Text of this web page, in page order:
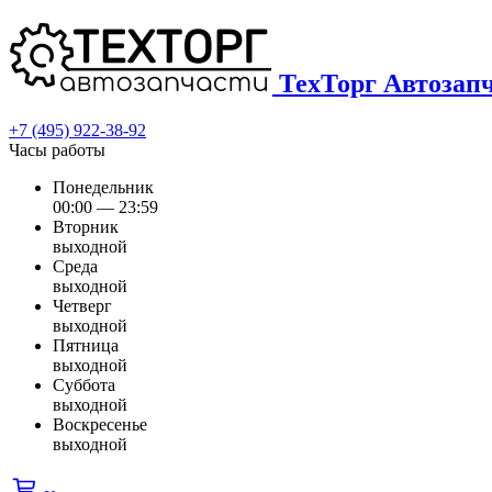
ТехТорг
+7 (495) 922-38-92
Часы работы
Понедельник
00:00 — 23:59
Вторник
выходной
Среда
выходной
Четверг
выходной
Пятница
выходной
Суббота
выходной
Воскресенье
выходной